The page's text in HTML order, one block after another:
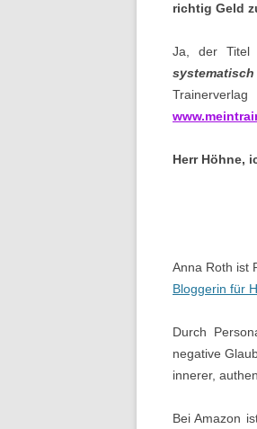
richtig Geld
Ja, der
Herr Höhne,
Anna Roth ist
Bloggerin für
Durch
negative
innerer,
Bei Amazon